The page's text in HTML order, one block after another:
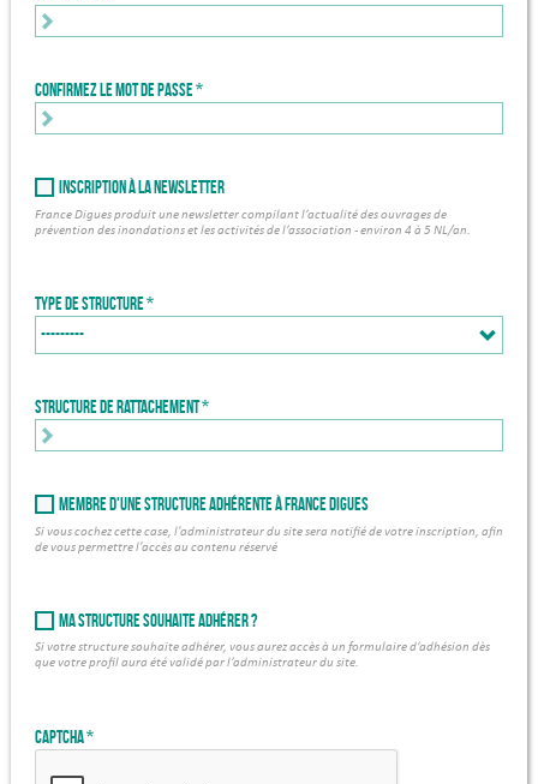
Confirmez le mot de passe
Inscription à la newsletter
France Digues produit une newsletter compilant l’actualité des ouvrages de
prévention des inondations et les activités de l’association - environ 4 à 5 NL/an.
Type de structure
Structure de rattachement *
Membre d'une structure adhérente à France Digues
Si vous cochez cette case, l'administrateur du site sera notifié de votre inscription, afin
de vous permettre l'accès au contenu réservé
Ma structure souhaite adhérer ?
Si votre structure souhaite adhérer, vous aurez accès à un formulaire d’adhésion dès
que votre profil aura été validé par l’administrateur du site.
Captcha